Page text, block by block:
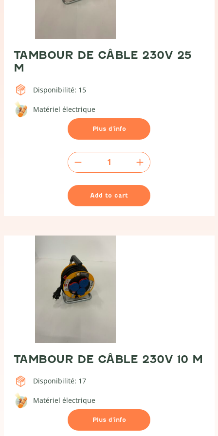
TAMBOUR DE CÂBLE 230V 25
M
Disponibilité: 15
Matériel électrique
Plus d’info
de
230V
25
m
Add to cart
TAMBOUR DE CÂBLE 230V 10 M
Disponibilité: 17
Matériel électrique
Plus d’info